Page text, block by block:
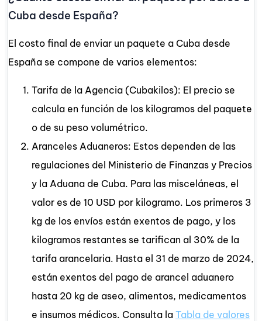
Cuba desde España?
El costo final de enviar un paquete a Cuba desde
España se compone de varios elementos:
Tarifa de la Agencia (Cubakilos): El precio se
calcula en función de los kilogramos del paquete
o de su peso volumétrico.
Aranceles Aduaneros: Estos dependen de las
regulaciones del Ministerio de Finanzas y Precios
y la Aduana de Cuba. Para las misceláneas, el
valor es de 10 USD por kilogramo. Los primeros 3
kg de los envíos están exentos de pago, y los
kilogramos restantes se tarifican al 30% de la
tarifa arancelaria. Hasta el 31 de marzo de 2024,
están exentos del pago de arancel aduanero
hasta 20 kg de aseo, alimentos, medicamentos
e insumos médicos. Consulta la Tabla de valores